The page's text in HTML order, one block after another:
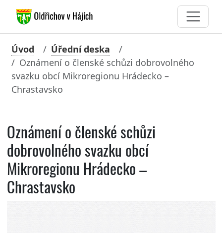
Úvod
Úřední deska
Oznámení o členské schůzi dobrovolného
svazku obcí Mikroregionu Hrádecko –
Chrastavsko
Oznámení o členské schůzi
dobrovolného svazku obcí
Mikroregionu Hrádecko –
Chrastavsko